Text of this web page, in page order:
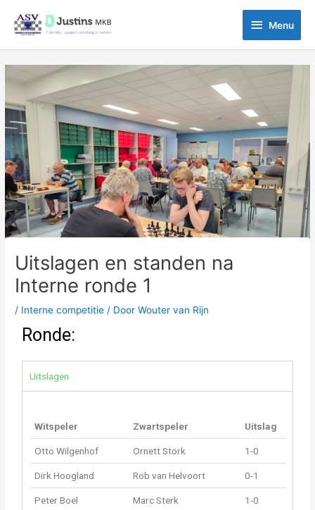
naar
inhoud
Menu
Menu
Uitslagen en standen na
Interne ronde 1
/ Interne competitie / DoorWouter van Rijn
Ronde:
Uitslagen
Witspeler Zwartspeler Uitslag
Otto Wilgenhof Ornett Stork 1-0
Dirk Hoogland Rob van Helvoort 0-1
Peter Boel Marc Sterk 1-0
Bericht
navigatie